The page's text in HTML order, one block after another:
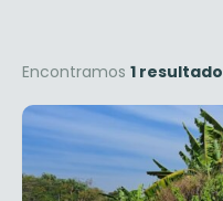
Encontramos 1 resultado